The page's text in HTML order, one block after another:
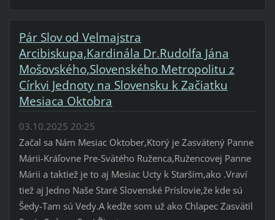
Pár Slov od Velmajstra
Arcibiskupa,Kardinála Dr.Rudolfa Jána
Mošovského,Slovenského Metropolitu z
Církvi Jednoty na Slovensku k Začiatku
Mesiaca Oktobra
03.10.2025 20:25
Začal sa Nám Mesiac Oktober,Ktorý je Zasvätený Panne
Márii-Kráľovne Pre-Svätého Ruženca,Ružencovej Panne
Márii a taktiež je to aj Mesiac Ucty k Starším,ako .Vraví
tiež aj Jedno Naše Staré Slovenské Príslovie,že kde sú
Šedy-Tam sú Vedy.A kedže som už ako Chlapec Zasvätil